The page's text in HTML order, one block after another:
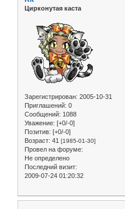
Цирконутая каста
Зарегистрирован: 2005-10-31
Приглашений: 0
Сообщений: 1088
Уважение: [+0/-0]
Позитив: [+0/-0]
Возраст: 41 [1985-01-30]
Провел на форуме:
Не определено
Последний визит:
2009-07-24 01:20:32